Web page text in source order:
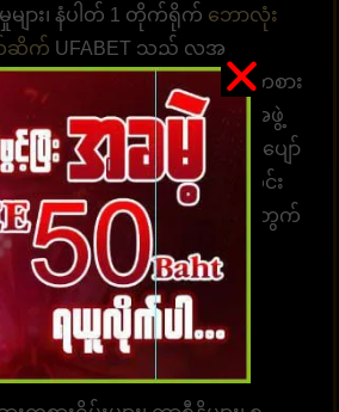
များ၊ နံပါတ် 1 တိုက်ရိုက် ဘောလုံး
ဘ်ဆိုက် UFABET သည် လူအ
အနိုင်ယူသည်။ အွန်လိုင်းလောင်းကစား
ေးကစားရန် ဝန်ဆောင်မှုပေးတဲ့အဖွဲ့
ပါတယ်။ အွန်လောင်းကစားဂိမ်းပျော်
ါ။ကျွန်ုပ်တို့သည် အောက်ပါအတိုင်း
ကစားရန် ဆုံးဖြတ်ရန် သင့်အတွက်
ကျေးဇူးများကို စုစည်းထား
ောင်းကြေကိုး 10 ဘတ် (၅၀၀